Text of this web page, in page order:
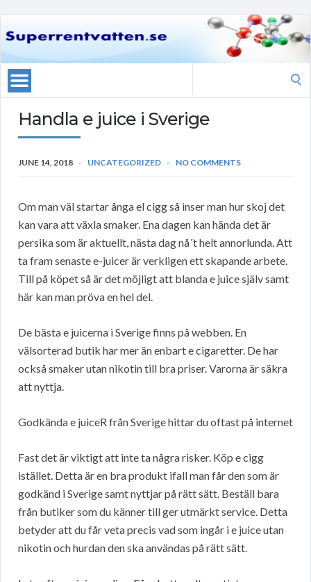
Handla e juice i Sverige
JUNE 14, 2018 UNCATEGORIZED NO COMMENTS
Om man väl startar ånga el cigg så inser man hur skoj det
kan vara att växla smaker. Ena dagen kan hända det är
persika som är aktuellt, nästa dag nå´t helt annorlunda. Att
ta fram senaste e-juicer är verkligen ett skapande arbete.
Till på köpet så är det möjligt att blanda e juice själv samt
här kan man pröva en hel del.
De bästa e juicerna i Sverige finns på webben. En
välsorterad butik har mer än enbart e cigaretter. De har
också smaker utan nikotin till bra priser. Varorna är säkra
att nyttja.
Godkända e juiceR från Sverige hittar du oftast på internet
Fast det är viktigt att inte ta några risker. Köp e cigg
istället. Detta är en bra produkt ifall man får den som är
godkänd i Sverige samt nyttjar på rätt sätt. Beställ bara
från butiker som du känner till ger utmärkt service. Detta
betyder att du får veta precis vad som ingår i e juice utan
nikotin och hurdan den ska användas på rätt sätt.